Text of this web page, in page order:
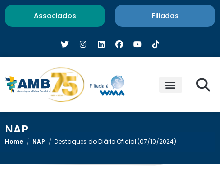
Associados Filiadas
NAP
Home / NAP / Destaques do Diário Oficial (07/10/2024)